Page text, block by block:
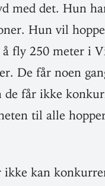
med det. Hun
Hun vil
fly 250 meter i
De får noen
de får ikke
til alle
kan